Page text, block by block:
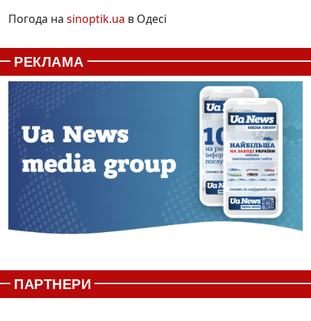
Погода на sinoptik.ua в Одесі
РЕКЛАМА
ПАРТНЕРИ